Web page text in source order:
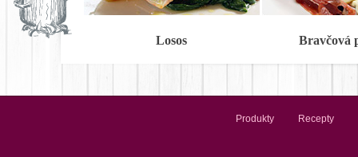
Losos Bravčová
Produkty Recepty